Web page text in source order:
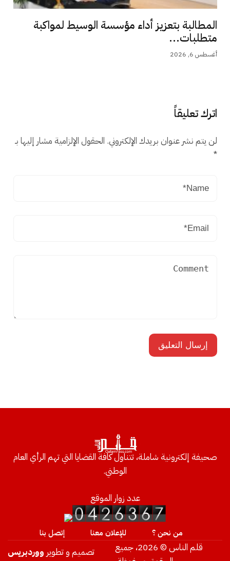
المطالبة بتعزيز أداء مؤسسة الوسيط لمواكبة
متطلبات...
أغسطس 6, 2026
اترك تعليقاً
لن يتم نشر عنوان بريدك الإلكتروني. الحقول الإلزامية مشار إليها بـ
*
صحيفة إلكترونية شاملة، تتناول كافة القضايا التي تهم الرأي العام
الوطني.
عدد زوار الموقع
من نحن ؟ للإعلان معنا إتصل بنا
قلم الناس © 2026، جميع
تصميم و تطوير ووردبريس